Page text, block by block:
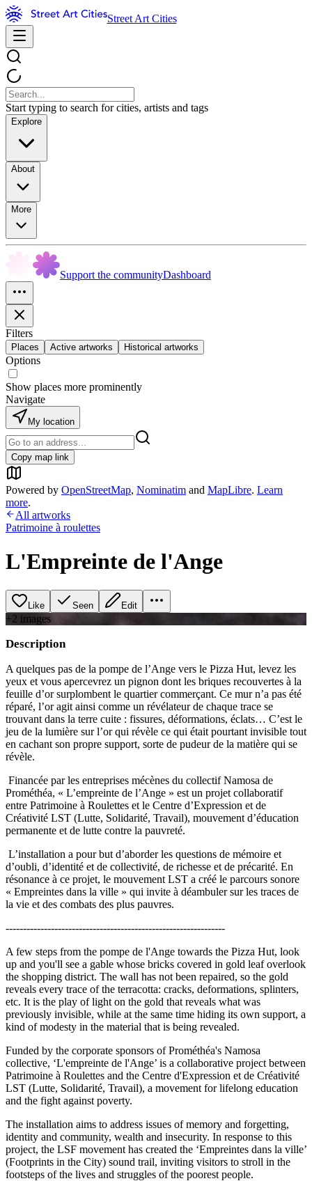
Street Art Cities
Start typing to search for cities, artists and tags
Explore
About
More
Support the communityDashboard
Filters
Places Active artworks Historical artworks
Options
Show places more prominently
Navigate
My location
Copy map link
Powered by OpenStreetMap, Nominatim and MapLibre. Learn
more.
All artworks
Patrimoine à roulettes
L'Empreinte de l'Ange
Like Seen Edit
+2 images
Description
A quelques pas de la pompe de l’Ange vers le Pizza Hut, levez les
yeux et vous apercevrez un pignon dont les briques recouvertes à la
feuille d’or surplombent le quartier commerçant. Ce mur n’a pas été
réparé, l’or agit ainsi comme un révélateur de chaque trace se
trouvant dans la terre cuite : fissures, déformations, éclats… C’est le
jeu de la lumière sur l’or qui révèle ce qui était pourtant invisible tout
en cachant son propre support, sorte de pudeur de la matière qui se
révèle.
Financée par les entreprises mécènes du collectif Namosa de
Prométhéa, « L’empreinte de l’Ange » est un projet collaboratif
entre Patrimoine à Roulettes et le Centre d’Expression et de
Créativité LST (Lutte, Solidarité, Travail), mouvement d’éducation
permanente et de lutte contre la pauvreté.
L’installation a pour but d’aborder les questions de mémoire et
d’oubli, d’identité et de collectivité, de richesse et de précarité. En
résonance à ce projet, le mouvement LST a créé le parcours sonore
« Empreintes dans la ville » qui invite à déambuler sur les traces de
la vie et des combats des plus pauvres.
---------------------------------------------------------------
A few steps from the pompe de l'Ange towards the Pizza Hut, look
up and you'll see a gable whose bricks covered in gold leaf overlook
the shopping district. The wall has not been repaired, so the gold
reveals every trace of the terracotta: cracks, deformations, splinters,
etc. It is the play of light on the gold that reveals what was
previously invisible, while at the same time hiding its own support, a
kind of modesty in the material that is being revealed.
Funded by the corporate sponsors of Prométhéa's Namosa
collective, ‘L'empreinte de l'Ange’ is a collaborative project between
Patrimoine à Roulettes and the Centre d'Expression et de Créativité
LST (Lutte, Solidarité, Travail), a movement for lifelong education
and the fight against poverty.
The installation aims to address issues of memory and forgetting,
identity and community, wealth and insecurity. In response to this
project, the LSF movement has created the ‘Empreintes dans la ville’
(Footprints in the City) sound trail, inviting visitors to stroll in the
footsteps of the lives and struggles of the poorest people.